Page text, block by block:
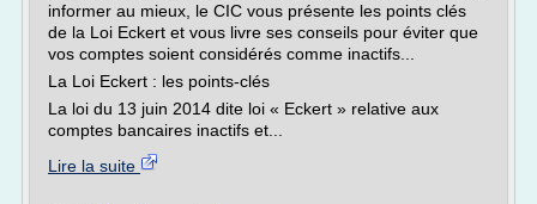
informer au mieux, le CIC vous présente les points clés
de la Loi Eckert et vous livre ses conseils pour éviter que
vos comptes soient considérés comme inactifs...
La Loi Eckert : les points-clés
La loi du 13 juin 2014 dite loi « Eckert » relative aux
comptes bancaires inactifs et...
Lire la suite